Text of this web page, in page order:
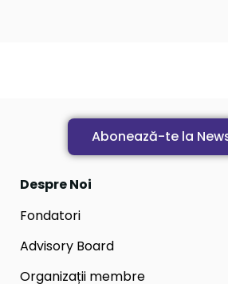
Abonează-te la
Despre Noi
Fondatori
Advisory Board
Organizații membre